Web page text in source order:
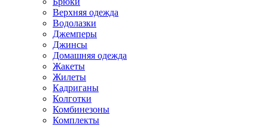
Верхняя одежда
Водолазки
Джемперы
Джинсы
Домашняя одежда
Жакеты
Жилеты
Кадриганы
Колготки
Комбинезоны
Комплекты